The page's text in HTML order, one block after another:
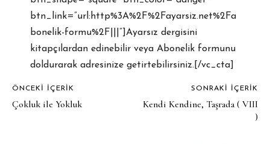
btn_link=”url:http%3A%2F%2Fayarsiz.net%2Fa
bonelik-formu%2F|||”]Ayarsız dergisini
kitapçılardan edinebilir veya Abonelik formunu
doldurarak adresinize getirtebilirsiniz.[/vc_cta]
ÖNCEKI İÇERIK
Çokluk ile Yokluk
SONRAKI İÇERIK
Kendi Kendine, Taşrada ( VIII
)